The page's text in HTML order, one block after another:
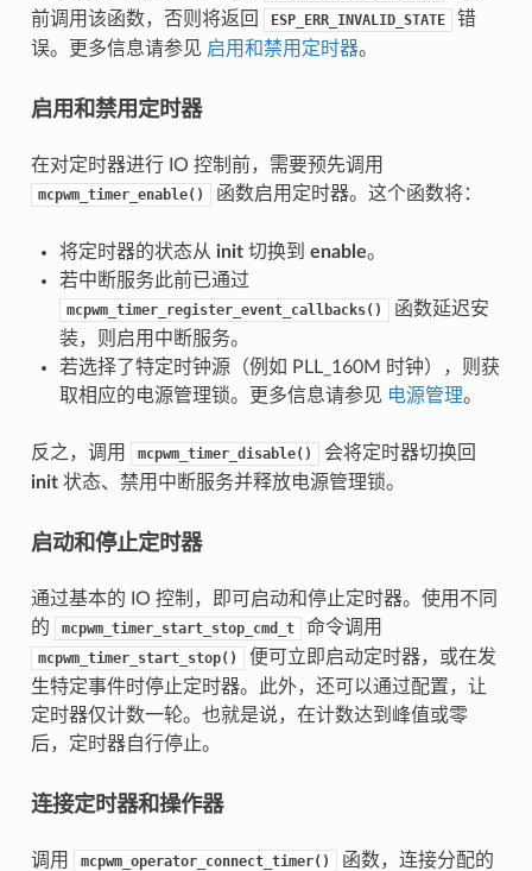
前调用该函数，否则将返回
ESP_ERR_INVALID_STATE
错
误。更多信息请参见 启用和禁用定时器。
启用和禁用定时器
在对定时器进行 IO 控制前，需要预先调用
mcpwm_timer_enable() 函数启用定时器。这个函数将：
将定时器的状态从 init切换到 enable。
若中断服务此前已通过
mcpwm_timer_register_event_callbacks()
函数延迟安
装，则启用中断服务。
若选择了特定时钟源（例如 PLL_160M 时钟），则获
取相应的电源管理锁。更多信息请参见 电源管理。
反之，调用 mcpwm_timer_disable()
会将定时器切换回
init状态、禁用中断服务并释放电源管理锁。
启动和停止定时器
通过基本的 IO 控制，即可启动和停止定时器。使用不同
的
mcpwm_timer_start_stop_cmd_t 命令调用
mcpwm_timer_start_stop()
便可立即启动定时器，或在发
生特定事件时停止定时器。此外，还可以通过配置，让
定时器仅计数一轮。也就是说，在计数达到峰值或零
后，定时器自行停止。
连接定时器和操作器
调用 mcpwm_operator_connect_timer()
函数，连接分配的